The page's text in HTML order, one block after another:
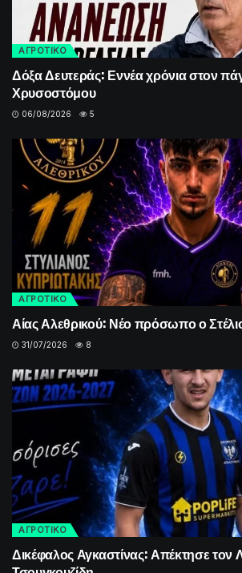
ΑΓΡΟΤΙΚΟ
Δόξα Δευτεράς: Εννέα χρόνια στον
Χρυσοστόμου
06/08/2026 5
ΑΓΡΟΤΙΚΟ
Αίας Αλεθρικού: Νέο πρόσωπο ο
31/07/2026 8
ΑΓΡΟΤΙΚΟ
Δικέφαλος Αγκαστίνας: Απέκτησε τον